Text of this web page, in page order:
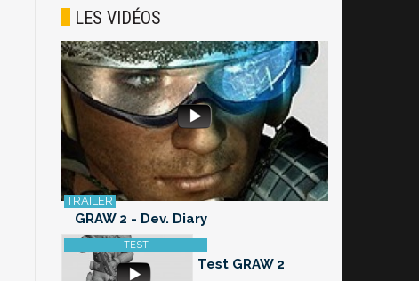
LES VIDÉOS
GRAW 2 - Dev. Diary
Test GRAW 2